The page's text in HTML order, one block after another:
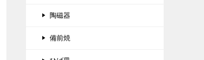
陶磁器
備前焼